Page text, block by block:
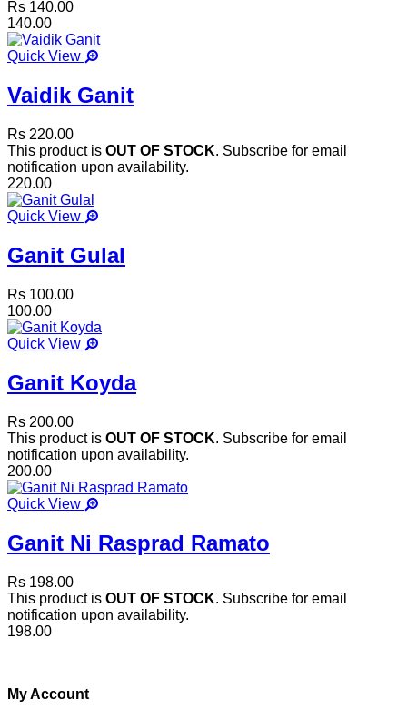
Rs 140.00
140.00
Quick View
Vaidik Ganit
Rs 220.00
This product is OUT OF STOCK. Subscribe for email
notification upon availability.
220.00
Quick View
Ganit Gulal
Rs 100.00
100.00
Quick View
Ganit Koyda
Rs 200.00
This product is OUT OF STOCK. Subscribe for email
notification upon availability.
200.00
Quick View
Ganit Ni Rasprad Ramato
Rs 198.00
This product is OUT OF STOCK. Subscribe for email
notification upon availability.
198.00
My Account